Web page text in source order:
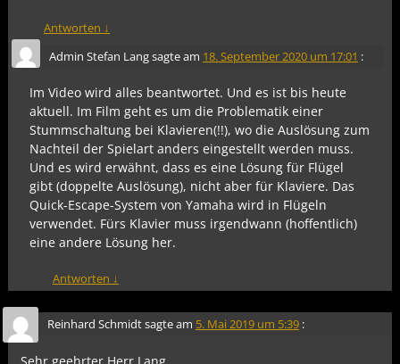
Antworten ↓
Admin Stefan Langsagte am 18. September 2020 um 17:01 :
Im Video wird alles beantwortet. Und es ist bis heute
aktuell. Im Film geht es um die Problematik einer
Stummschaltung bei Klavieren(!!), wo die Auslösung zum
Nachteil der Spielart anders eingestellt werden muss.
Und es wird erwähnt, dass es eine Lösung für Flügel
gibt (doppelte Auslösung), nicht aber für Klaviere. Das
Quick-Escape-System von Yamaha wird in Flügeln
verwendet. Fürs Klavier muss irgendwann (hoffentlich)
eine andere Lösung her.
Antworten ↓
Reinhard Schmidtsagte am 5. Mai 2019 um 5:39 :